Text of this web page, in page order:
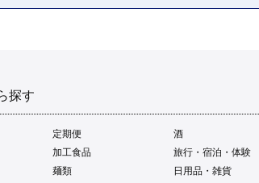
探す
定期便
酒
加工食品
旅行・宿泊・体験
麺類 日用品・雑貨